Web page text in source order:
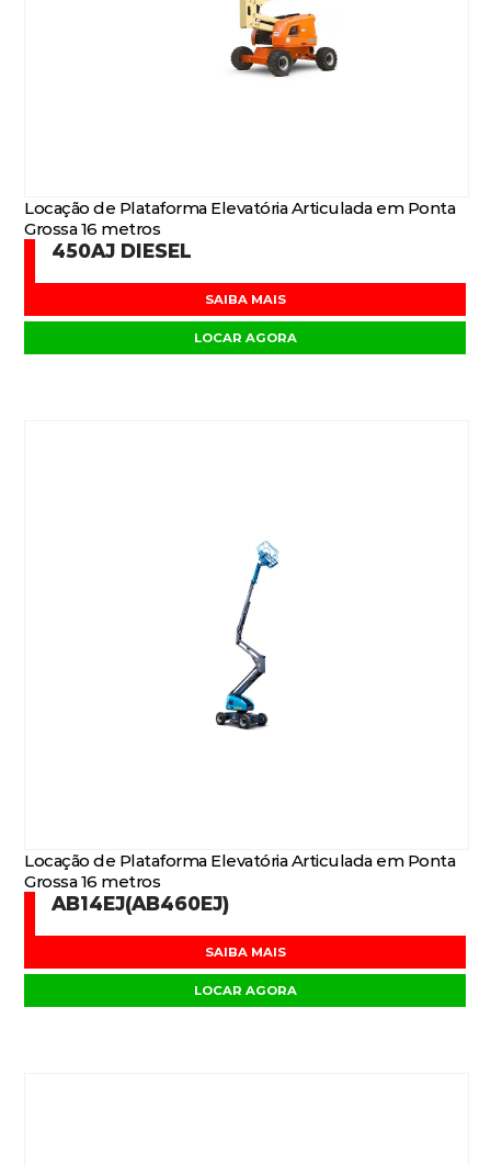
Locação de Plataforma Elevatória Articulada em Ponta
Grossa 16 metros
450AJ DIESEL
SAIBA MAIS
LOCAR AGORA
Locação de Plataforma Elevatória Articulada em Ponta
Grossa 16 metros
AB14EJ(AB460EJ)
SAIBA MAIS
LOCAR AGORA